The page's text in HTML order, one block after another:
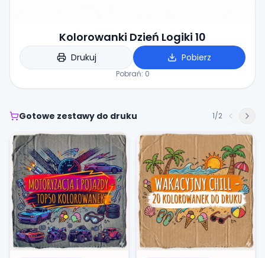
Kolorowanki Dzień Logiki 10
Drukuj Pobierz
Pobrań: 0
Gotowe zestawy do druku 1/2